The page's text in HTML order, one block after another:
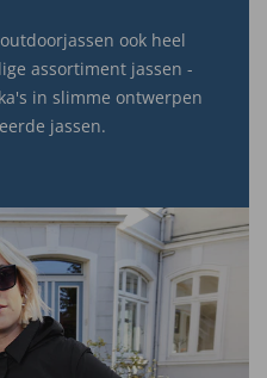
ook heel
assortiment jassen -
in slimme ontwerpen
jassen.